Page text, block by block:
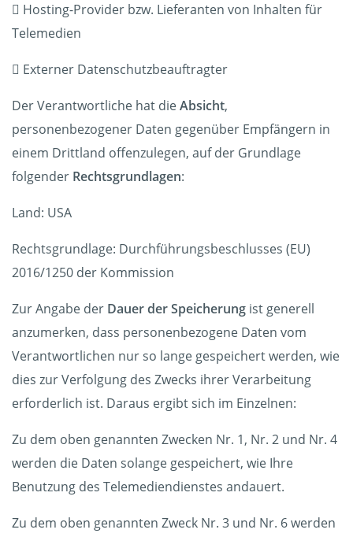
 Hosting-Provider bzw. Lieferanten von Inhalten für
Telemedien
 Externer Datenschutzbeauftragter
Der Verantwortliche hat dieAbsicht,
personenbezogener Daten gegenüber Empfängern in
einem Drittland offenzulegen, auf der Grundlage
folgender Rechtsgrundlagen:
Land: USA
Rechtsgrundlage: Durchführungsbeschlusses (EU)
2016/1250 der Kommission
Zur Angabe der Dauer der Speicherung ist generell
anzumerken, dass personenbezogene Daten vom
Verantwortlichen nur so lange gespeichert werden, wie
dies zur Verfolgung des Zwecks ihrer Verarbeitung
erforderlich ist. Daraus ergibt sich im Einzelnen:
Zu dem oben genannten Zwecken Nr. 1, Nr. 2 und Nr. 4
werden die Daten solange gespeichert, wie Ihre
Benutzung des Telemediendienstes andauert.
Zu dem oben genannten Zweck Nr. 3 und Nr. 6 werden